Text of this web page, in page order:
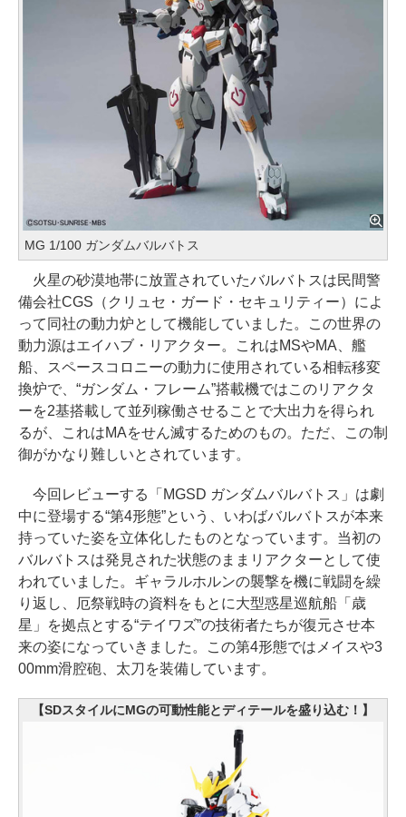
MG 1/100 ガンダムバルバトス
火星の砂漠地帯に放置されていたバルバトスは民間警
備会社CGS（クリュセ・ガード・セキュリティー）によ
って同社の動力炉として機能していました。この世界の
動力源はエイハブ・リアクター。これはMSやMA、艦
船、スペースコロニーの動力に使用されている相転移変
換炉で、“ガンダム・フレーム”搭載機ではこのリアクタ
ーを2基搭載して並列稼働させることで大出力を得られ
るが、これはMAをせん滅するためのもの。ただ、この制
御がかなり難しいとされています。
今回レビューする「MGSD ガンダムバルバトス」は劇
中に登場する“第4形態”という、いわばバルバトスが本来
持っていた姿を立体化したものとなっています。当初の
バルバトスは発見された状態のままリアクターとして使
われていました。ギャラルホルンの襲撃を機に戦闘を繰
り返し、厄祭戦時の資料をもとに大型惑星巡航船「歳
星」を拠点とする“テイワズ”の技術者たちが復元させ本
来の姿になっていきました。この第4形態ではメイスや3
00mm滑腔砲、太刀を装備しています。
【SDスタイルにMGの可動性能とディテールを盛り込む！】